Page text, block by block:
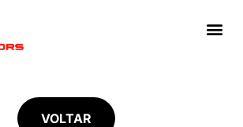
VOLTAR